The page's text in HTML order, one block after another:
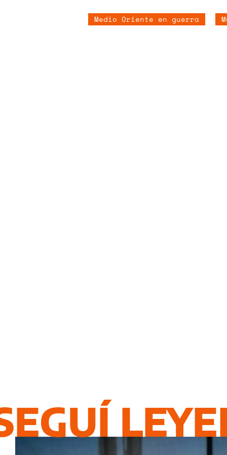
Medio Oriente en guerra